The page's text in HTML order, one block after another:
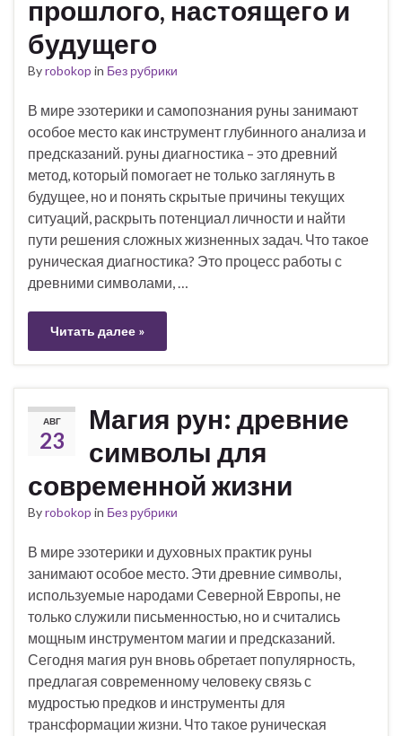
прошлого, настоящего и
будущего
Byrobokop in Без рубрики
В мире эзотерики и самопознания руны занимают
особое место как инструмент глубинного анализа и
предсказаний. руны диагностика – это древний
метод, который помогает не только заглянуть в
будущее, но и понять скрытые причины текущих
ситуаций, раскрыть потенциал личности и найти
пути решения сложных жизненных задач. Что такое
руническая диагностика? Это процесс работы с
древними символами, …
Читать далее »
АВГ
23
Магия рун: древние
символы для
современной жизни
Byrobokop in Без рубрики
В мире эзотерики и духовных практик руны
занимают особое место. Эти древние символы,
используемые народами Северной Европы, не
только служили письменностью, но и считались
мощным инструментом магии и предсказаний.
Сегодня магия рун вновь обретает популярность,
предлагая современному человеку связь с
мудростью предков и инструменты для
трансформации жизни. Что такое руническая